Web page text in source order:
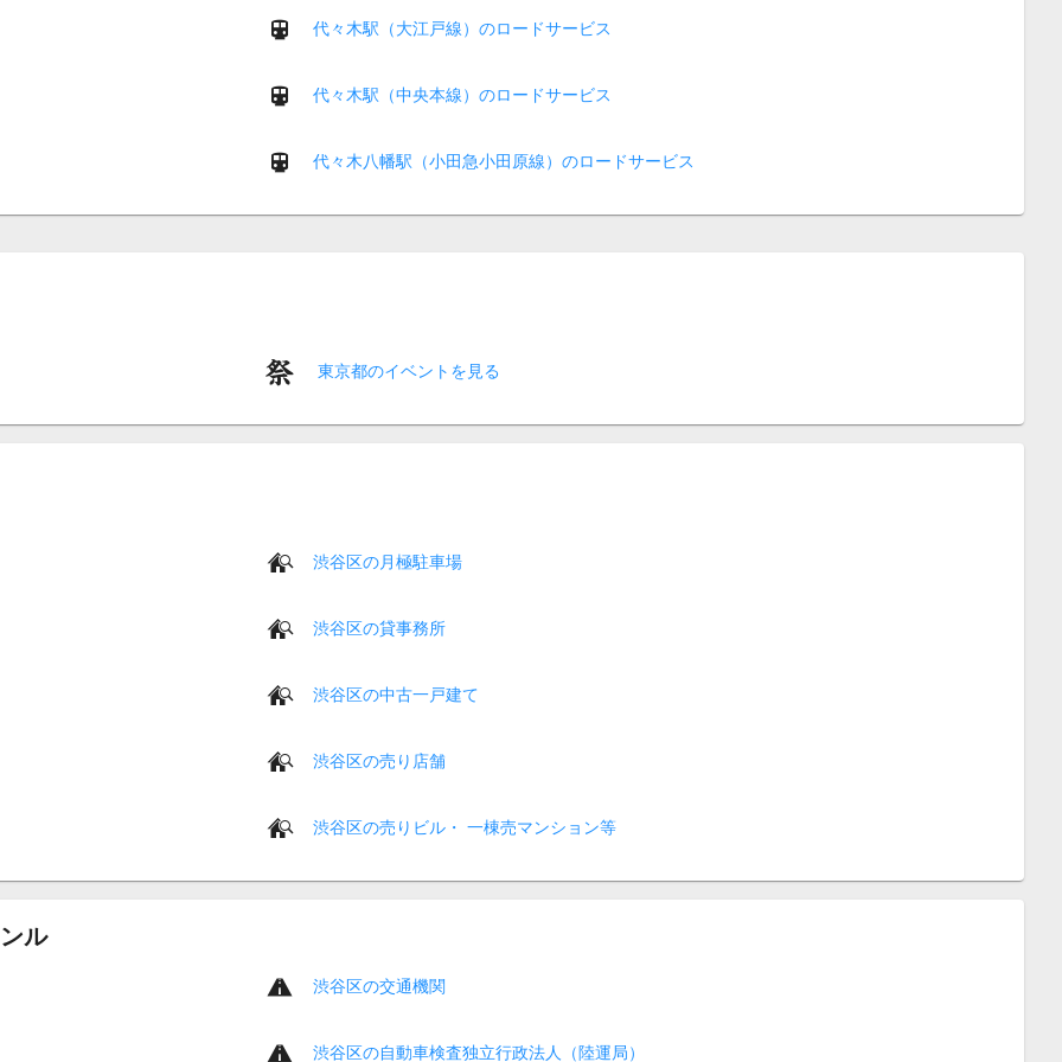
代々木駅（大江戸線）のロードサービス
代々木駅（中央本線）のロードサービス
代々木八幡駅（小田急小田原線）のロードサービス
東京都のイベントを見る
渋谷区の月極駐車場
渋谷区の貸事務所
渋谷区の中古一戸建て
渋谷区の売り店舗
渋谷区の売りビル・ 一棟売マンション等
ル
渋谷区の交通機関
渋谷区の自動車検査独立行政法人（陸運局）